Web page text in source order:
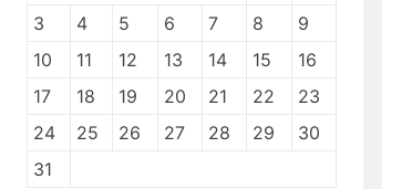
3
4 5 6 7 8
9
10
11 12 13 14 15
16
17
18 19 20 21 22
23
24
25 26 27 28 29
30
31